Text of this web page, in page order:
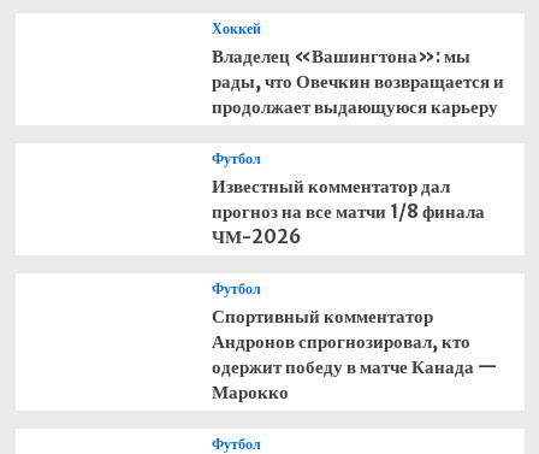
Хоккей
Владелец «Вашингтона»: мы
рады, что Овечкин возвращается и
продолжает выдающуюся карьеру
Футбол
Известный комментатор дал
прогноз на все матчи 1/8 финала
ЧМ-2026
Футбол
Спортивный комментатор
Андронов спрогнозировал, кто
одержит победу в матче Канада —
Марокко
Футбол